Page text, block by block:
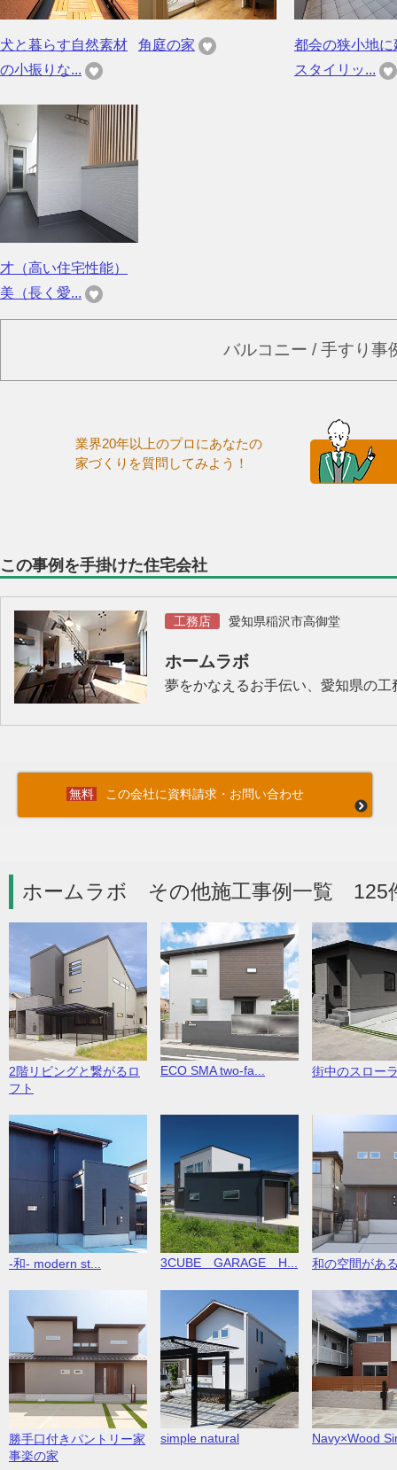
犬と暮らす自然素材
の小振りな...
角庭の家
都会の狭小地に
スタイリッ...
才（高い住宅性能）
美（長く愛...
バルコニー / 手すり事
業界20年以上のプロにあなたの
家づくりを質問してみよう！
この事例を手掛けた住宅会社
工務店 愛知県稲沢市高御堂
ホームラボ
夢をかなえるお手伝い、愛知県の工
この会社に資料請求・お問い合わせ
ホームラボ その他施工事例一覧 125
2階リビングと繋がるロ
フト
ECO SMA two-fa... 街中のスロー
-和- modern st... 3CUBE GARAGE H... 和の空間があ
勝手口付きパントリー家
事楽の家
simple natural Navy×Wood